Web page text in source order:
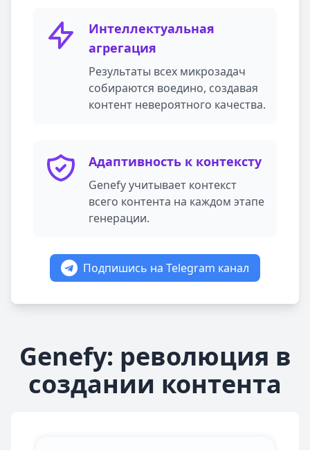
Интеллектуальная
агрегация
Результаты всех микрозадач
собираются воедино, создавая
контент невероятного качества.
Адаптивность к контексту
Genefy учитывает контекст
всего контента на каждом этапе
генерации.
Подпишись на Telegram канал
Genefy: революция в
создании контента